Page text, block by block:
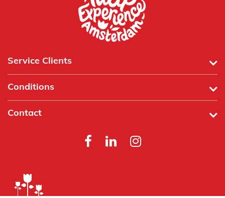
Service Clients
Conditions
Contact